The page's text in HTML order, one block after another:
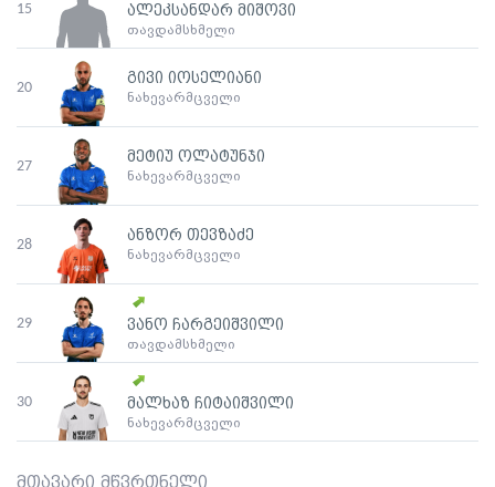
15 ალეკსანდარ მიშოვი
თავდამსხმელი
20
გივი იოსელიანი
ნახევარმცველი
27
მეტიუ ოლატუნჯი
ნახევარმცველი
28
ანზორ თევზაძე
ნახევარმცველი
29 ვანო ჩარგეიშვილი
თავდამსხმელი
30 მალხაზ ჩიტაიშვილი
ნახევარმცველი